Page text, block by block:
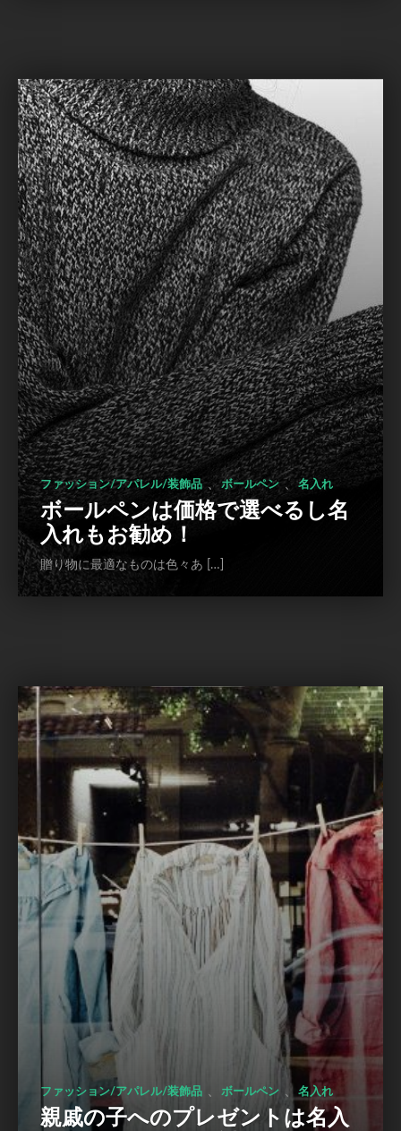
ファッション/アパレル/装飾品 、 ボールペン 、名入れ
ボールペンは価格で選べるし名
入れもお勧め！
贈り物に最適なものは色々あ […]
ファッション/アパレル/装飾品 ボールペン 名入れ
親戚の子へのプレゼントは名入